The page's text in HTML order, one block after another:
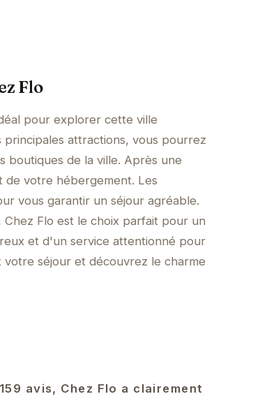
Flo
pour explorer cette ville
attractions, vous pourrez
boutiques de la ville. Après une
votre hébergement. Les
vous garantir un séjour agréable.
Flo est le choix parfait pour un
et d'un service attentionné pour
votre séjour et découvrez le charme
avis, Chez Flo a clairement